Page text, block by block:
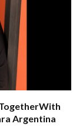
Argentina